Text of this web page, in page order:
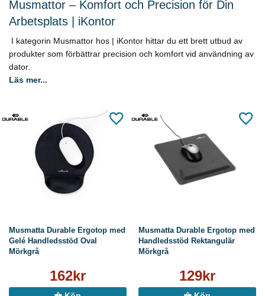
Musmattor – Komfort och Precision för Din
Arbetsplats | iKontor
I kategorin Musmattor hos | iKontor hittar du ett brett utbud av
produkter som förbättrar precision och komfort vid användning av
dator.
Läs mer...
Musmatta Durable Ergotop med
Gelé Handledsstöd Oval
Mörkgrå
162kr
Musmatta Durable Ergotop med
Handledsstöd Rektangulär
Mörkgrå
129kr